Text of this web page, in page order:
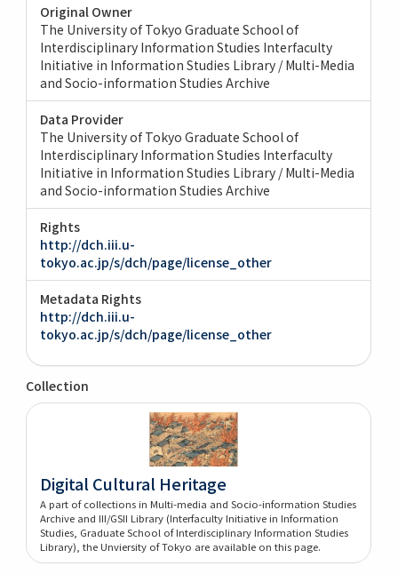
Original Owner
The University of Tokyo Graduate School of
Interdisciplinary Information Studies Interfaculty
Initiative in Information Studies Library / Multi-Media
and Socio-information Studies Archive
Data Provider
The University of Tokyo Graduate School of
Interdisciplinary Information Studies Interfaculty
Initiative in Information Studies Library / Multi-Media
and Socio-information Studies Archive
Rights
http://dch.iii.u-
tokyo.ac.jp/s/dch/page/license_other
Metadata Rights
http://dch.iii.u-
tokyo.ac.jp/s/dch/page/license_other
Collection
Digital Cultural Heritage
A part of collections in Multi-media and Socio-information Studies
Archive and III/GSII Library (Interfaculty Initiative in Information
Studies, Graduate School of Interdisciplinary Information Studies
Library), the Unviersity of Tokyo are available on this page.